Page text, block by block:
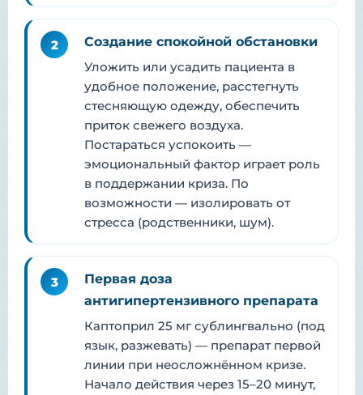
2
Создание спокойной обстановки
Уложить или усадить пациента в
удобное положение, расстегнуть
стесняющую одежду, обеспечить
приток свежего воздуха.
Постараться успокоить —
эмоциональный фактор играет роль
в поддержании криза. По
возможности — изолировать от
стресса (родственники, шум).
3
Первая доза
антигипертензивного препарата
Каптоприл 25 мг сублингвально (под
язык, разжевать) — препарат первой
линии при неосложнённом кризе.
Начало действия через 15–20 минут,